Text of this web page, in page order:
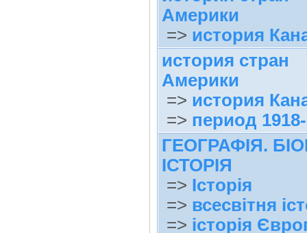
Америки
=> история
история стран
Америки
=> история
=> период 1918-
ГЕОГРАФІЯ.
ІСТОРІЯ
=> Історія
=> всесвітня
=> історія